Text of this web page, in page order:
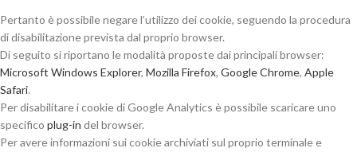
Pertanto è possibile negare l’utilizzo dei cookie, seguendo la procedura
di disabilitazione prevista dal proprio browser.
Di seguito si riportano le modalità proposte dai principali browser:
Microsoft Windows Explorer, Mozilla Firefox, Google Chrome, Apple
Safari.
Per disabilitare i cookie di Google Analytics è possibile scaricare uno
specifico plug-in del browser.
Per avere informazioni sui cookie archiviati sul proprio terminale e